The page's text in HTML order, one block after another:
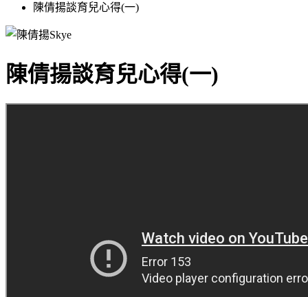
陳倩揚談育兒心得(一)
陳倩揚談育兒心得(一)